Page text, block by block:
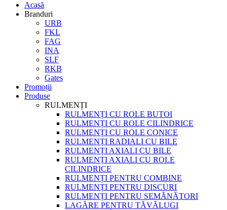
Acasă
Branduri
URB
FKL
FAG
INA
SLF
RKB
Gates
Promoții
Produse
RULMENȚI
RULMENȚI CU ROLE BUTOI
RULMENȚI CU ROLE CILINDRICE
RULMENȚI CU ROLE CONICE
RULMENȚI RADIALI CU BILE
RULMENȚI AXIALI CU BILE
RULMENȚI AXIALI CU ROLE
CILINDRICE
RULMENȚI PENTRU COMBINE
RULMENȚI PENTRU DISCURI
RULMENȚI PENTRU SEMĂNĂTORI
LAGĂRE PENTRU TĂVĂLUGI